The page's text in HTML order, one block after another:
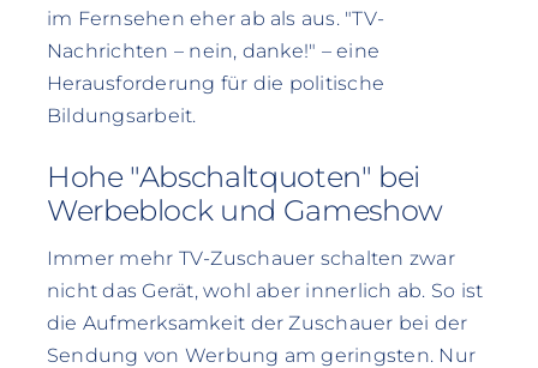
im Fernsehen eher ab als aus. "TV-
Nachrichten – nein, danke!" – eine
Herausforderung für die politische
Bildungsarbeit.
Hohe "Abschaltquoten" bei
Werbeblock und Gameshow
Immer mehr TV-Zuschauer schalten zwar
nicht das Gerät, wohl aber innerlich ab. So ist
die Aufmerksamkeit der Zuschauer bei der
Sendung von Werbung am geringsten. Nur